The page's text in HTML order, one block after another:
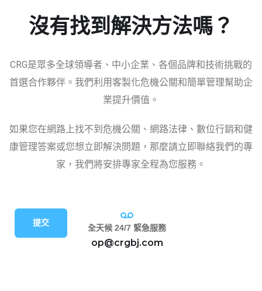
沒有找到解決方法嗎？
CRG是眾多全球領導者、中小企業、各個品牌和技術挑戰的
首選合作夥伴。我們利用客製化危機公關和簡單管理幫助企
業提升價值。
如果您在網路上找不到危機公關、網路法律、數位行銷和健
康管理答案或您想立即解決問題，那麼請立即聯絡我們的專
家，我們將安排專家全程為您服務。
提交 全天候 24/7 緊急服務
op@crgbj.com